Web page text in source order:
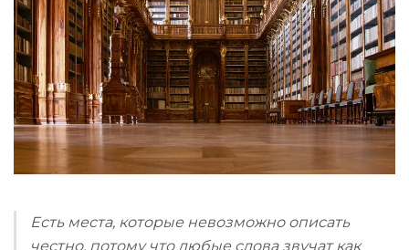
Есть места, которые невозможно описать
честно, потому что любые слова звучат как